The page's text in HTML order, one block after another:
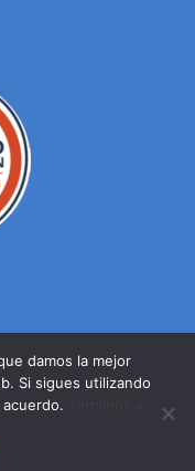
MEXICANA PARA LA
damos la mejor
Si sigues utilizando